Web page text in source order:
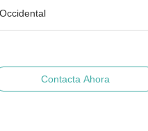
Contacta Ahora